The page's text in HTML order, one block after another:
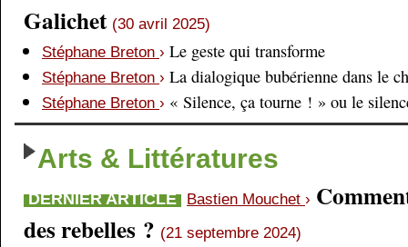
Galichet (30 avril 2025)
Stéphane Breton › Le geste qui transforme
Stéphane Breton › La dialogique bubérienne dans le
Stéphane Breton › « Silence, ça tourne ! » ou le
Arts & Littératures
DERNIER ARTICLE Bastien Mouchet ›
des rebelles ? (21 septembre 2024)